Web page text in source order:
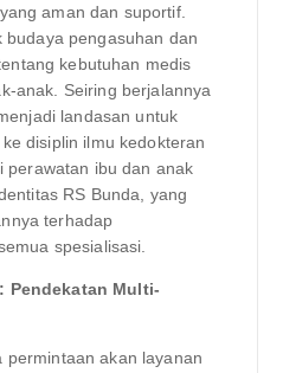
aman dan suportif.
budaya pengasuhan dan
kebutuhan medis
anak. Seiring berjalannya
landasan untuk
disiplin ilmu kedokteran
perawatan ibu dan anak
RS Bunda, yang
terhadap
spesialisasi.
Pendekatan Multi-
permintaan akan layanan